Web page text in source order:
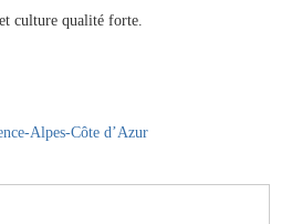
culture qualité forte.
Alpes-Côte d’Azur